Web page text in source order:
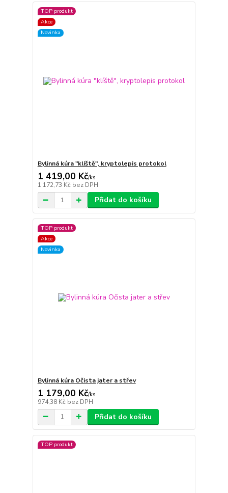
TOP produkt
Akce
Novinka
Bylinná kúra "klíště", kryptolepis protokol
1 419,00 Kč/ks
1 172,73 Kč bez DPH
Přidat do košíku
TOP produkt
Akce
Novinka
Bylinná kúra Očista jater a střev
1 179,00 Kč/ks
974,38 Kč bez DPH
Přidat do košíku
TOP produkt